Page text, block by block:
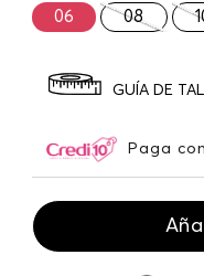
06 08
GUÍA DE
Paga con